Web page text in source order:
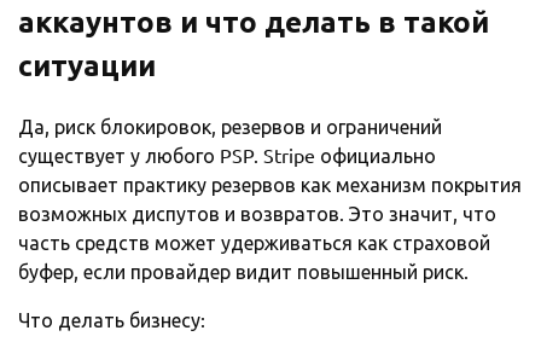
аккаунтов и что делать в такой
ситуации
Да, риск блокировок, резервов и ограничений
существует у любого PSP. Stripe официально
описывает практику резервов как механизм покрытия
возможных диспутов и возвратов. Это значит, что
часть средств может удерживаться как страховой
буфер, если провайдер видит повышенный риск.
Что делать бизнесу: